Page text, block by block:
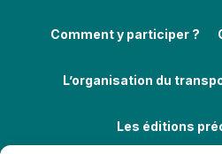
Comment y participer ?
L’organisation du
Les éditions